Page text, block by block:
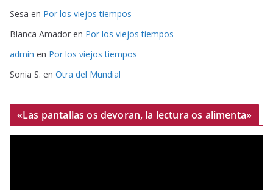
Sesa en Por los viejos tiempos
Blanca Amador en Por los viejos tiempos
admin en Por los viejos tiempos
Sonia S. en Otra del Mundial
«Las pantallas os devoran, la lectura os alimenta»